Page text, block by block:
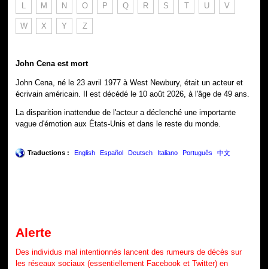
L M N O P Q R S T U V
W X Y Z
John Cena est mort
John Cena, né le 23 avril 1977 à West Newbury, était un acteur et
écrivain américain. Il est décédé le 10 août 2026, à l'âge de 49 ans.
La disparition inattendue de l'acteur a déclenché une importante
vague d'émotion aux États-Unis et dans le reste du monde.
Traductions : English Español Deutsch Italiano Português 中文
Alerte
Des individus mal intentionnés lancent des rumeurs de décès sur
les réseaux sociaux (essentiellement Facebook et Twitter) en